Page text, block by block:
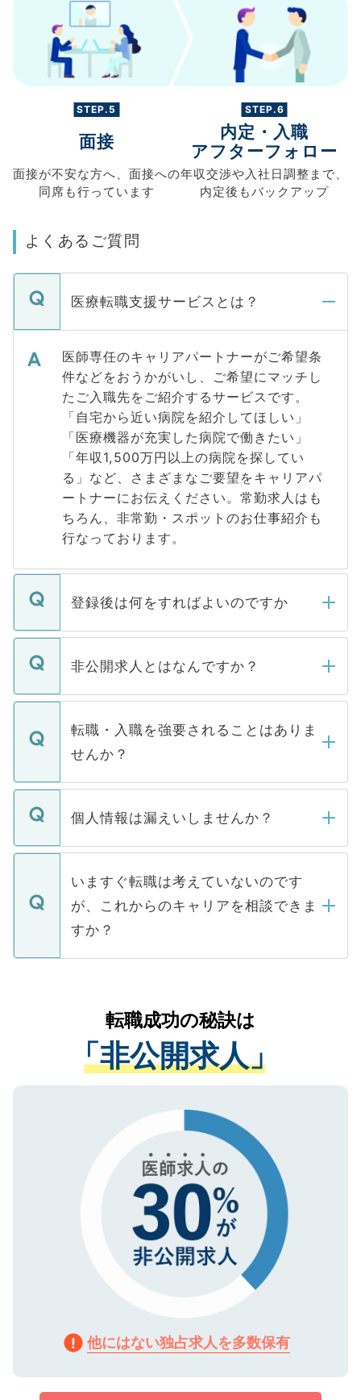
STEP.5
面接
面接が不安な方へ、 面接への
同席も行っています
STEP.6
内定・入職
アフターフォロー
年収交渉や入社日調整まで、
内定後もバックアップ
よくあるご質問
医療転職支援サービスとは？
医師専任のキャリアパートナーがご希望条
件などをおうかがいし、ご希望にマッチし
たご入職先をご紹介するサービスです。
「自宅から近い病院を紹介してほしい」
「医療機器が充実した病院で働きたい」
「年収1,500万円以上の病院を探してい
る」など、さまざまなご要望をキャリアパ
ートナーにお伝えください。常勤求人はも
ちろん、非常勤・スポットのお仕事紹介も
行なっております。
登録後は何をすればよいのですか
ご登録いただきましたら、弊社担当者がご
登録内容を確認し、その後メールもしくは
ます。通常、5営業日以内にはご連絡をせて
いただきますので、しばらくお待ちくださ
非公開求人とはなんですか？
マイナビDOCTORで取り扱っている求人の
うち約3割は、Webサイトからご覧いただ
けない「非公開求人」です。非公開求人は
下記の理由によって、一般には公開してい
ません。
■応募殺到を避けるため 人気のある医療機
関を公にしてしまうと、応募が殺到する場
に、医療機関が求める条件に合った人材の
みを人材紹介会社に依頼するケースが増え
ています。
転職・入職を強要されることはありま
せんか？
転職・入職を強要することは一切ありませ
ん。また、仮に応募先から内定をいただい
定を承諾する必要はありません。内定先へ
の辞退の連絡はキャリアパートナーが行い
個人情報は漏えいしませんか？
個人情報が漏えいすることはありませんの
で、ご安心ください。当サイトからの登録
などで収集したご登録者様の個人情報は、
ご本人のキャリアアップおよび転職活動の
支援を目的に使用いたします。お預かりし
ているすべての個人データはご本人の許可
は、個人情報の取り扱いについての厳密な
管理基準を満たした事業者のみに付与され
る、プライバシーマークを取得済みです。
で、機密保持に関してもご安心ください。
いますぐ転職は考えていないのです
が、これからのキャリアを相談できま
すか？
かがいして、現在の医療機関の状況や紹介
経験をまじえながら、適切なアドバイスを
させていただきます。すぐにご転職をされ
ない方には、長期的なサポートが可能です
ので、まずはご登録ください。
転職成功の秘訣は
「非公開求人」
他にはない独占求人を多数保有